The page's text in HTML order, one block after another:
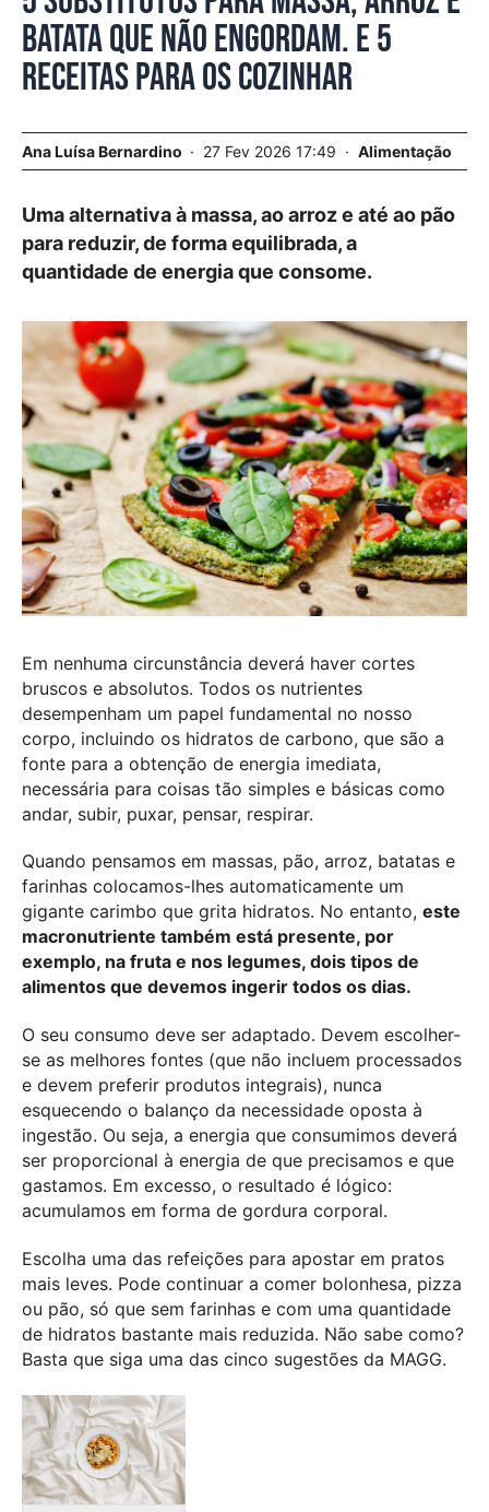
batata que não engordam. E 5
receitas para os cozinhar
Ana Luísa Bernardino 27 Fev 2026 17:49 Alimentação
Uma alternativa à massa, ao arroz e até ao pão
para reduzir, de forma equilibrada, a
quantidade de energia que consome.
Em nenhuma circunstância deverá haver cortes
bruscos e absolutos. Todos os nutrientes
desempenham um papel fundamental no nosso
corpo, incluindo os hidratos de carbono, que são a
fonte para a obtenção de energia imediata,
necessária para coisas tão simples e básicas como
andar, subir, puxar, pensar, respirar.
Quando pensamos em massas, pão, arroz, batatas e
farinhas colocamos-lhes automaticamente um
gigante carimbo que grita hidratos. No entanto, este
macronutriente também está presente, por
exemplo, na fruta e nos legumes, dois tipos de
alimentos que devemos ingerir todos os dias.
O seu consumo deve ser adaptado. Devem escolher-
se as melhores fontes (que não incluem processados
e devem preferir produtos integrais), nunca
esquecendo o balanço da necessidade oposta à
ingestão. Ou seja, a energia que consumimos deverá
ser proporcional à energia de que precisamos e que
gastamos. Em excesso, o resultado é lógico:
acumulamos em forma de gordura corporal.
Escolha uma das refeições para apostar em pratos
mais leves. Pode continuar a comer bolonhesa, pizza
ou pão, só que sem farinhas e com uma quantidade
de hidratos bastante mais reduzida. Não sabe como?
Basta que siga uma das cinco sugestões da MAGG.